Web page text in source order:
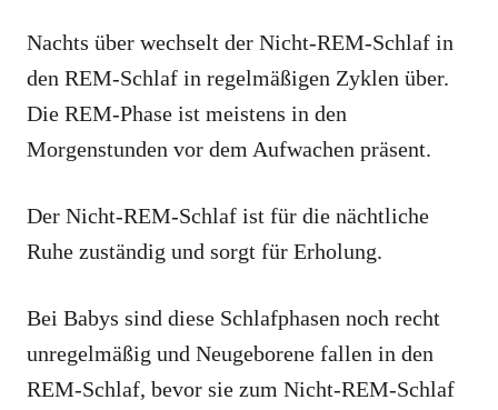
Nachts über wechselt der Nicht-REM-Schlaf in
den REM-Schlaf in regelmäßigen Zyklen über.
Die REM-Phase ist meistens in den
Morgenstunden vor dem Aufwachen präsent.
Der Nicht-REM-Schlaf ist für die nächtliche
Ruhe zuständig und sorgt für Erholung.
Bei Babys sind diese Schlafphasen noch recht
unregelmäßig und Neugeborene fallen in den
REM-Schlaf, bevor sie zum Nicht-REM-Schlaf